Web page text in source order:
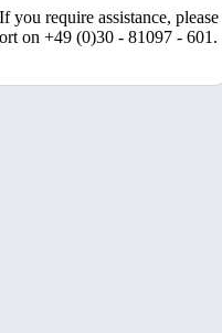
you require assistance, please
on +49 (0)30 - 81097 - 601.